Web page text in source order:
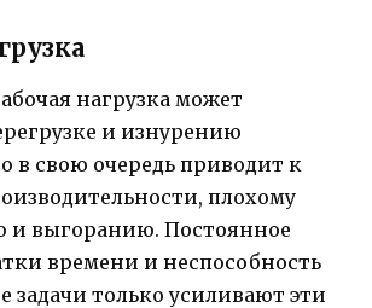
нагрузка может
и изнурению
в свою очередь приводит к
плохому
и выгоранию. Постоянное
времени и неспособность
задачи только усиливают эти